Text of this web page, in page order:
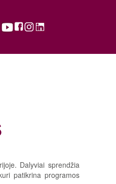
Dalyviai sprendžia
patikrina programos